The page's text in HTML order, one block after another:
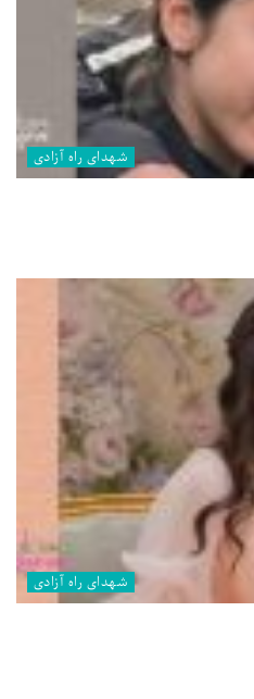
شهدای راه آزادی
شهدای راه آزادی